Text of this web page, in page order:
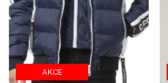
AKCE